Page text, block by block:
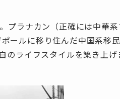
プラナカン（正確には中華
ールに移り住んだ中国系移
ライフスタイルを築き上げ